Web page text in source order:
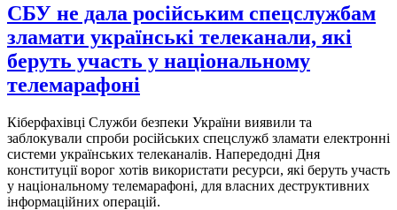
СБУ не дала російським спецслужбам
зламати українські телеканали, які
беруть участь у національному
телемарафоні
Кіберфахівці Служби безпеки України виявили та
заблокували спроби російських спецслужб зламати електронні
системи українських телеканалів. Напередодні Дня
конституції ворог хотів використати ресурси, які беруть участь
у національному телемарафоні, для власних деструктивних
інформаційних операцій.